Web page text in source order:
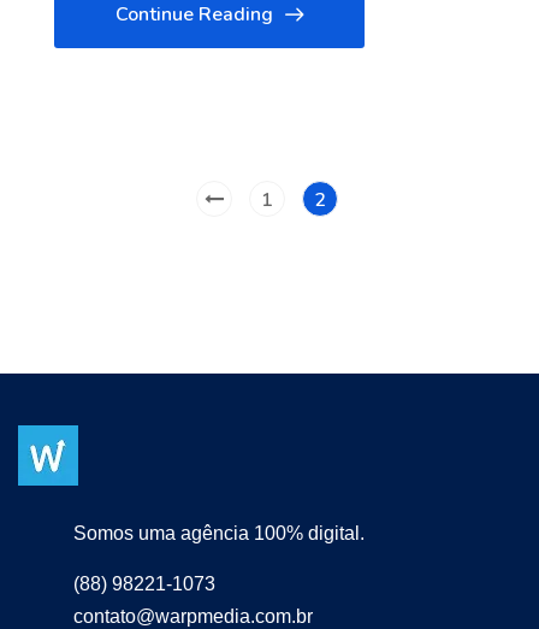
Continue Reading
1 2
Somos uma agência 100% digital.
(88) 98221-1073
contato@warpmedia.com.br